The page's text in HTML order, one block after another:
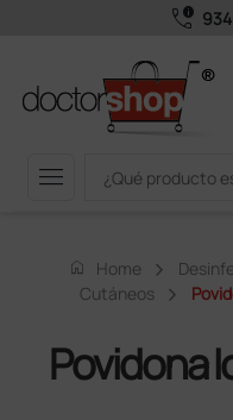
call_quality
menu
home Home
Cutáneos
Povidona